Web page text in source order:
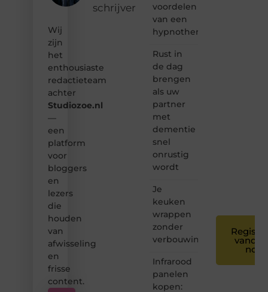
schrijver
Wij
zijn
het
enthousiaste
redactieteam
achter
Studiozoe.nl
—
een
platform
voor
bloggers
en
lezers
die
houden
van
afwisseling
en
frisse
content.
voordelen
van een
hypnotherapeut
Rust in
de dag
brengen
als uw
partner
met
dementie
snel
onrustig
wordt
Je
keuken
wrappen
zonder
verbouwing
Infrarood
panelen
kopen:
nog